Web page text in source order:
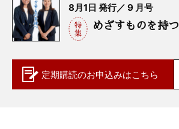
8月1日 発行／ 9 月号
めざすものを持つ
定期購読のお申込みはこちら